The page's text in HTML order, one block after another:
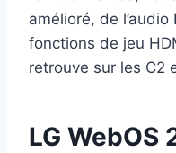
amélioré, de
fonctions de jeu
retrouve sur les C2
LG WebOS